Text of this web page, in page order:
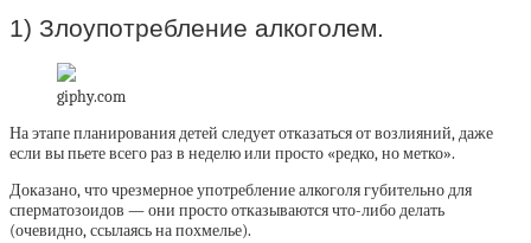
1) Злоупотребление алкоголем.
giphy.com
На этапе планирования детей следует отказаться от возлияний, даже
если вы пьете всего раз в неделю или просто «редко, но метко».
Доказано, что чрезмерное употребление алкоголя губительно для
сперматозоидов — они просто отказываются что-либо делать
(очевидно, ссылаясь на похмелье).